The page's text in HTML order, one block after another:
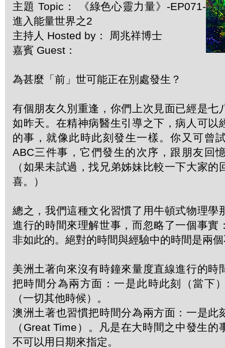
主題 Topic： 《綠色心靈力量》-EP071-
進入能量世界之2
主持人 Hosted by： 周兆祥博士
嘉賓 Guest：
為甚麼「前」世可能正在別處發生？
有個朋友久別重逢，你們上次見面已經是七
如昨天。在精神病醫生引導之下，病人可以
的事，就像此時此刻發生一樣。你又可曾
ABC三件事，它們發生的次序，跟朋友回
（如果未試過，找兄弟姊妹比較一下大家的
喜。）
總之，我們這種文化習慣了用牛頓式物理學
進行的時間來理解世事，而忽略了一個事實
非如此的。絕對的時間與經驗中的時間是兩
美洲土著向來沒有時鐘來量度直線進行的時
把時間分為兩方面：一是此時此刻（當下
（一切其他時候）。
澳洲土著也習慣把時間分為兩方面：一是此
（Great Time）。凡是在大時間之中發生的
不可以用日期來指定。